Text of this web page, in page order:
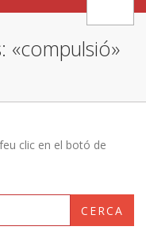
«compulsió»
clic en el botó de
CERCA